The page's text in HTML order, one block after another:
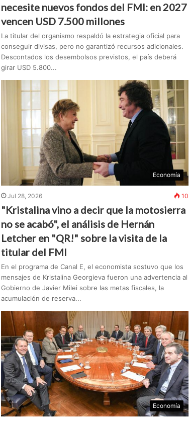
necesite nuevos fondos del FMI: en 2027
vencen USD 7.500 millones
La titular del organismo respaldó la estrategia oficial para
conseguir divisas, pero no garantizó recursos adicionales.
Descontados los desembolsos previstos, el país deberá
girar USD 5.800...
Economía
Jul 28, 2026 10
"Kristalina vino a decir que la motosierra
no se acabó", el análisis de Hernán
Letcher en "QR!" sobre la visita de la
titular del FMI
En el programa de Canal E, el economista sostuvo que los
mensajes de Kristalina Georgieva fueron una advertencia al
Gobierno de Javier Milei sobre las metas fiscales, la
acumulación de reserva...
Economía